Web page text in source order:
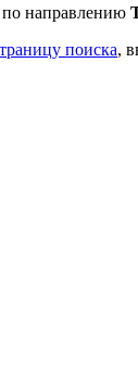
по направлению
поиска,